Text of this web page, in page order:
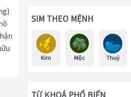
SIM THEO MỆNH
Kim Mộc Thuỷ